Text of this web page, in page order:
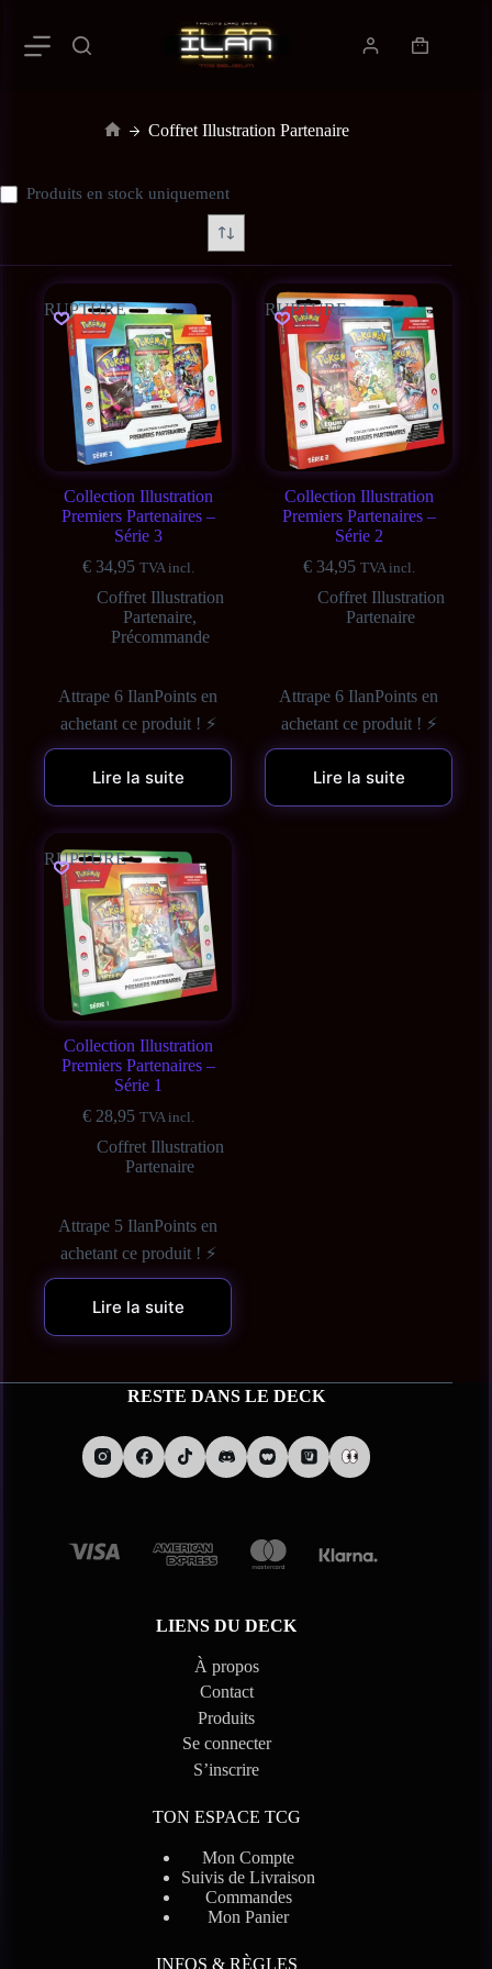
Coffret Illustration Partenaire
Produits en stock uniquement
RUPTURE
Collection Illustration
Premiers Partenaires –
Série 3
€34,95 TVA incl.
Coffret Illustration
Partenaire,
Précommande
Attrape 6 IlanPoints en
achetant ce produit ! ⚡
Lire la suite
RUPTURE
Collection Illustration
Premiers Partenaires –
Série 2
€34,95 TVA incl.
Coffret Illustration
Partenaire
Attrape 6 IlanPoints en
achetant ce produit ! ⚡
Lire la suite
RUPTURE
Collection Illustration
Premiers Partenaires –
Série 1
€28,95 TVA incl.
Coffret Illustration
Partenaire
Attrape 5 IlanPoints en
achetant ce produit ! ⚡
Lire la suite
RESTE DANS LE DECK
LIENS DU DECK
À propos
Contact
Produits
Se connecter
S’inscrire
TON ESPACE TCG
Mon Compte
Suivis de Livraison
Commandes
Mon Panier
INFOS & RÈGLES